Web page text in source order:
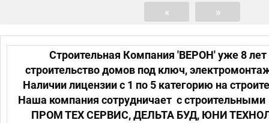
« »
Строительная Компания 'ВЕРОН' уже 8
строительство домов под ключ,
Наличии лицензии с 1 по 5 категорию на
Наша компания сотрудничает с
ПРОМ ТЕХ СЕРВИС, ДЕЛЬТА БУД, ЮНИ